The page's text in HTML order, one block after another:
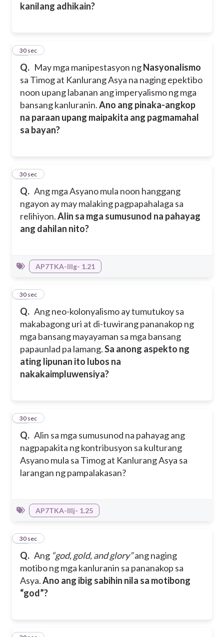
kanilang adhikain?
Q. May mga manipestasyon ngNasyonalismo
sa Timog at Kanlurang Asya na naging epektibo
noon upang labanan ang imperyalismo ng mga
bansang kanluranin.Ano ang pinaka-angkop
na paraan upang maipakita ang pagmamahal
sa bayan?
16
30 sec
Q. Ang mga Asyano mula noon hanggang
ngayon ay may malaking pagpapahalaga sa
relihiyon.Alin sa mga sumusunod na pahayag
ang dahilan nito?
17
30 sec
AP7TKA-IIIg- 1.21
Q. Ang neo-kolonyalismo ay tumutukoy sa
makabagong uri at di-tuwirang pananakop ng
mga bansang mayayaman sa mga bansang
papaunlad pa lamang.Sa anong aspekto ng
ating lipunan ito lubos na
nakakaimpluwensiya?
18
30 sec
Q. Alin sa mga sumusunod na pahayag ang
nagpapakita ng kontribusyon sa kulturang
Asyano mula sa Timog at Kanlurang Asya sa
larangan ng pampalakasan?
19
30 sec
AP7TKA-IIIj- 1.25
Q. Ang “god, gold, and glory”ang naging
motibo ng mga kanluranin sa pananakop sa
Asya.Ano ang ibig sabihin nila sa motibong
“god”?
20
30 sec